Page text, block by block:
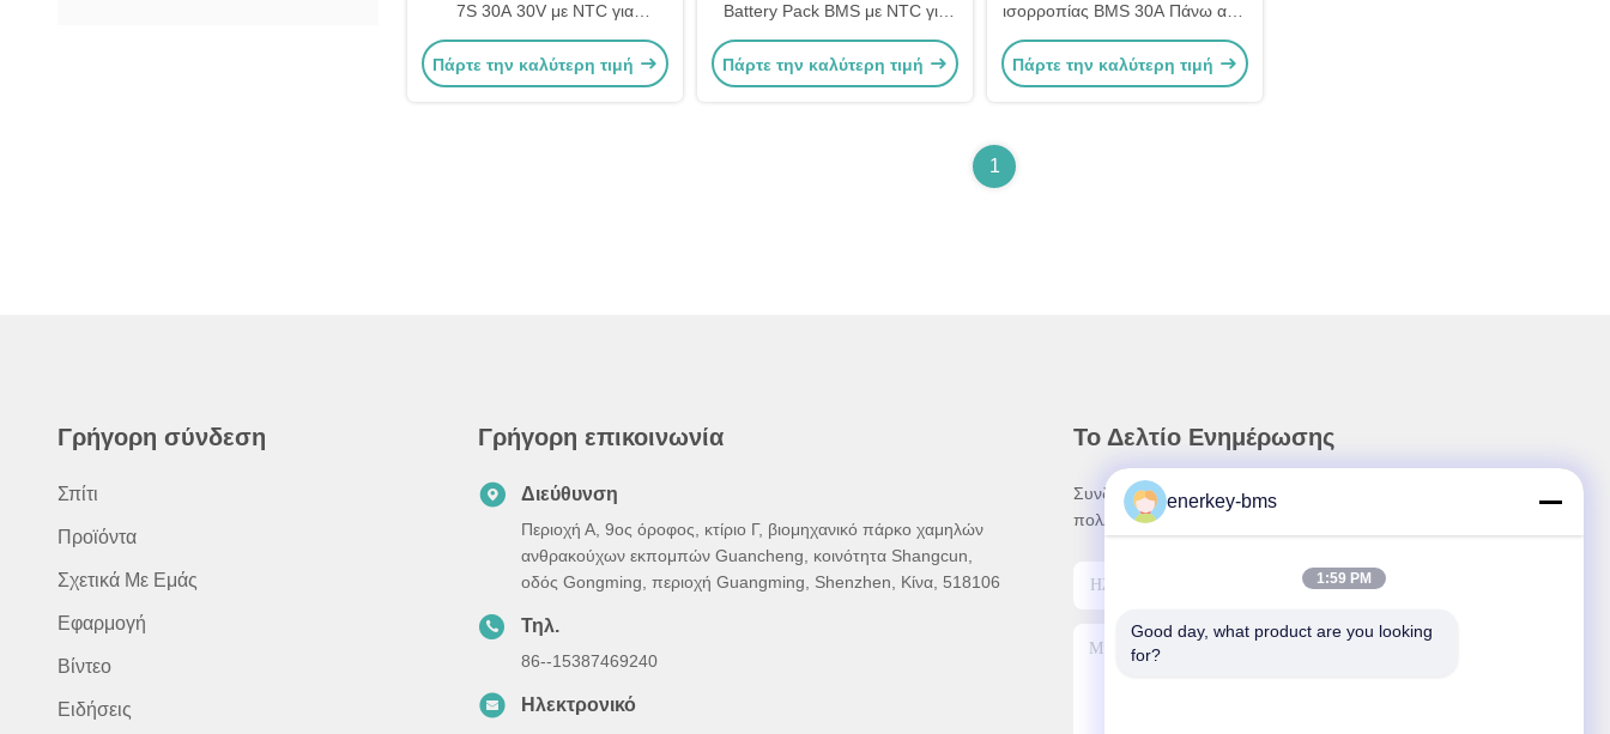
7S 30A 30V με NTC για
σύστημα διαχείρισης μπαταρίας
Πάρτε την καλύτερη τιμή
Battery Pack BMS με NTC για
ηλεκτρικό ποδήλατο
Πάρτε την καλύτερη τιμή
ισορροπίας BMS 30A Πάνω από
την προστασία από την έκρηξη
Πάρτε την καλύτερη τιμή
1
Γρήγορη σύνδεση
Σπίτι
Προϊόντα
Σχετικά Με Εμάς
Εφαρμογή
Βίντεο
Ειδήσεις
Γρήγορη επικοινωνία
Διεύθυνση
Περιοχή Α, 9ος όροφος, κτίριο Γ, βιομηχανικό πάρκο χαμηλών
ανθρακούχων εκπομπών Guancheng, κοινότητα Shangcun,
οδός Gongming, περιοχή Guangming, Shenzhen, Κίνα, 518106
Τηλ.
86--15387469240
Ηλεκτρονικό
Το Δελτίο Ενημέρωσης
Συνδρομηθείτε στο ενημερωτικό μας δελτίο για εκπτώσεις και
πολλά άλλα.
enerkey-bms
1:59 PM
Good day, what product are you looking
for?